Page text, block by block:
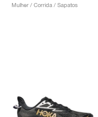
Mulher / Corrida / Sapatos